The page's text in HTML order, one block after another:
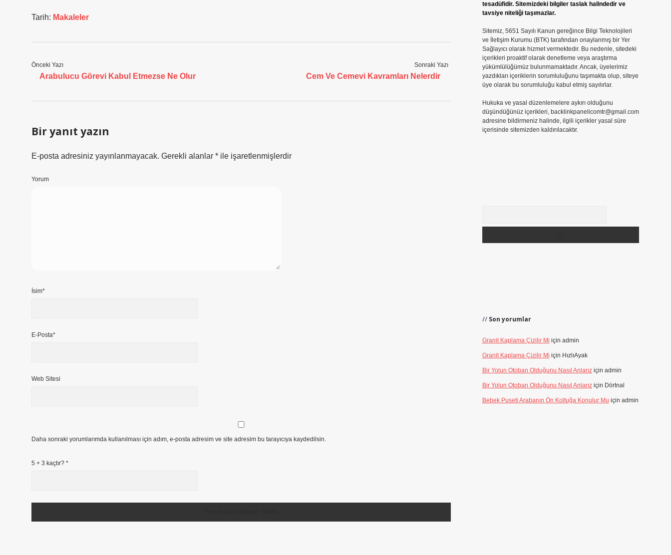
Tarih: Makaleler
Önceki Yazı
Arabulucu Görevi Kabul Etmezse Ne Olur
Sonraki Yazı
Cem Ve Cemevi Kavramları Nelerdir
Bir yanıt yazın
E-posta adresiniz yayınlanmayacak. Gerekli alanlar * ile işaretlenmişlerdir
Yorum
İsim*
E-Posta*
Web Sitesi
Daha sonraki yorumlarımda kullanılması için adım, e-posta adresim ve site adresim bu tarayıcıya kaydedilsin.
5 + 3 kaçtır? *
tesadüfidir. Sitemizdeki bilgiler taslak halindedir ve
tavsiye niteliği taşımazlar.
Sitemiz, 5651 Sayılı Kanun gereğince Bilgi Teknolojileri
ve İletişim Kurumu (BTK) tarafından onaylanmış bir Yer
Sağlayıcı olarak hizmet vermektedir. Bu nedenle, sitedeki
içerikleri proaktif olarak denetleme veya araştırma
yükümlülüğümüz bulunmamaktadır. Ancak, üyelerimiz
yazdıkları içeriklerin sorumluluğunu taşımakta olup, siteye
üye olarak bu sorumluluğu kabul etmiş sayılırlar.
Hukuka ve yasal düzenlemelere aykırı olduğunu
düşündüğünüz içerikleri, backlinkpanelicomtr@gmail.com
adresine bildirmeniz halinde, ilgili içerikler yasal süre
içerisinde sitemizden kaldırılacaktır.
Son yorumlar
Granit Kaplama Çizilir Mi için admin
Granit Kaplama Çizilir Mi için HızlıAyak
Bir Yolun Otoban Olduğunu Nasıl Anlarıziçin admin
Bir Yolun Otoban Olduğunu Nasıl Anlarıziçin Dörtnal
Bebek Puseti Arabanın Ön Koltuğa Konulur Mu için admin